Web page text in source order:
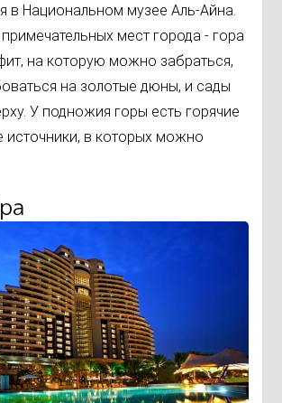
в Национальном музее Аль-Айна.
мест города - гора
на которую можно забраться,
на золотые дюны, и сады
У подножия горы есть горячие
источники, в которых можно